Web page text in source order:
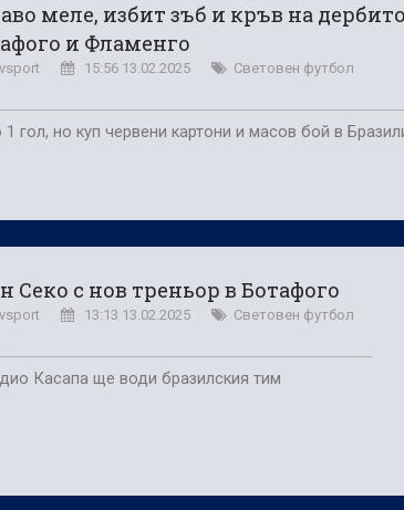
меле, избит зъб и кръв на
и Фламенго
15:56 13.02.2025 Световен футбол
гол, но куп червени картони и масов бой в
Секо с нов треньор в Ботафого
13:13 13.02.2025 Световен футбол
Касапа ще води бразилския тим